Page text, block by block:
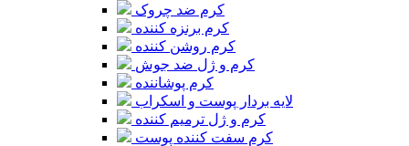
کرم ضد چروک
کرم برنزه کننده
کرم روشن کننده
کرم و ژل ضد جوش
کرم پوشاننده
لایه بردار پوست و اسکراب
کرم و ژل ترمیم کننده
کرم سفت کننده پوست